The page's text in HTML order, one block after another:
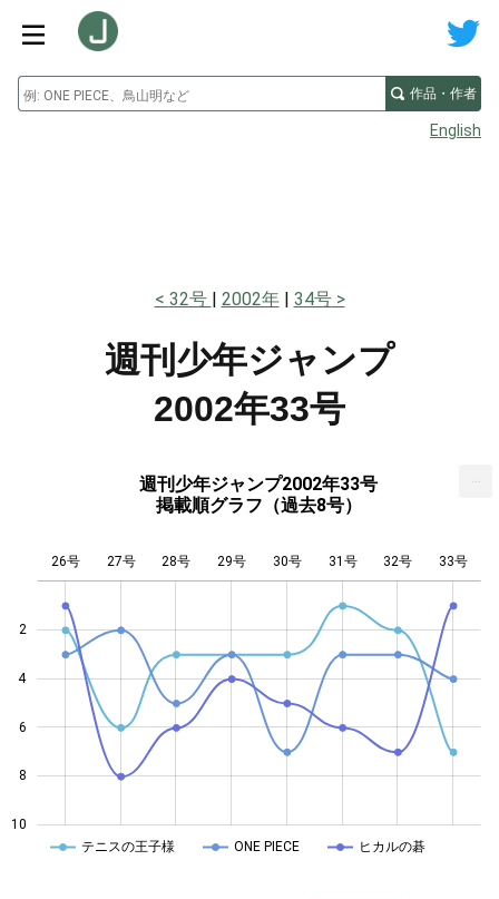
作品・作者
English
32号 2002年 34号
週刊少年ジャンプ
2002年33号
週刊少年ジャンプ2002年33号
掲載順グラフ（過去8号）
2
4
6
8
10
26号 27号 28号 29号 30号 31号 32号 33号
テニスの王子様 ONE PIECE ヒカルの碁